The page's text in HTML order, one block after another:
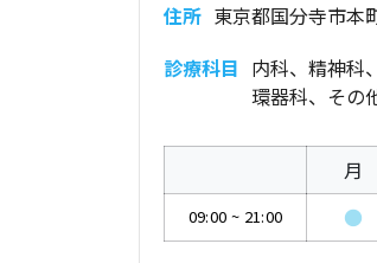
住所 東京都国分寺市
診療科目 内科、精神科
環器科、その
月
09:00 ~ 21:00 ●